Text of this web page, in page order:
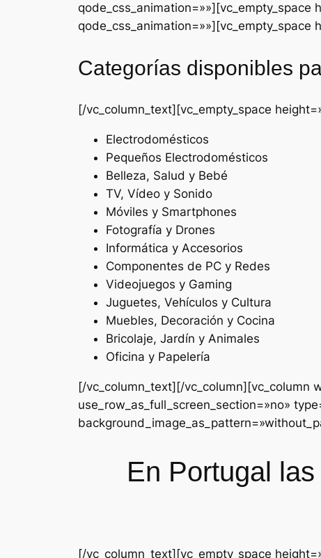
qode_css_animation=»»][vc_empty_space
qode_css_animation=»»][vc_empty_space
Categorías disponibles
[/vc_column_text][vc_empty_space
Electrodomésticos
Pequeños Electrodomésticos
Belleza, Salud y Bebé
TV, Vídeo y Sonido
Móviles y Smartphones
Fotografía y Drones
Informática y Accesorios
Componentes de PC y Redes
Videojuegos y Gaming
Juguetes, Vehículos y Cultura
Muebles, Decoración y Cocina
Bricolaje, Jardín y Animales
Oficina y Papelería
[/vc_column_text][/vc_column][vc_column
use_row_as_full_screen_section=»no»
En Portugal
[/vc_column_text][vc_empty_space